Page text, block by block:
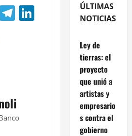
X Telegram
LinkedInÚLTIMAS
NOTICIAS
Ley de
tierras: el
proyecto
que unió a
artistas y
empresario
s contra el
gobierno